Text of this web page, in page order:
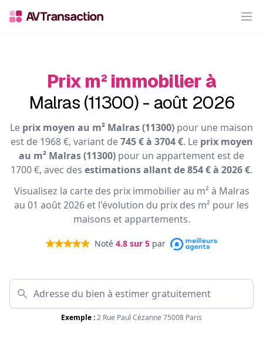
Prix m² immobilier à
Malras (11300) - août 2026
Le prix moyen au m² Malras (11300) pour une maison
est de 1968 €, variant de745 € à 3704 €. Le prix moyen
au m² Malras (11300) pour un appartement est de
1700 €, avec des estimations allant de 854 € à 2026 €.
Visualisez la carte des prix immobilier au m² à Malras
au 01 août 2026 et l'évolution du prix des m² pour les
maisons et appartements.
Noté 4.8 sur 5 par
Exemple :2 Rue Paul Cézanne 75008 Paris